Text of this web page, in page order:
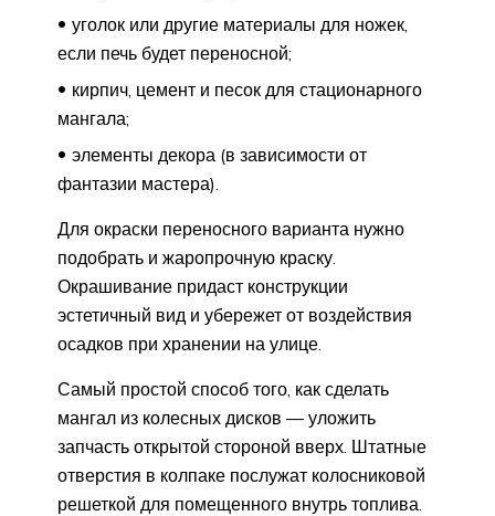
уголок или другие материалы для ножек,
если печь будет переносной;
кирпич, цемент и песок для стационарного
мангала;
элементы декора (в зависимости от
фантазии мастера).
Для окраски переносного варианта нужно
подобрать и жаропрочную краску.
Окрашивание придаст конструкции
эстетичный вид и убережет от воздействия
осадков при хранении на улице.
Самый простой способ того, как сделать
мангал из колесных дисков — уложить
запчасть открытой стороной вверх. Штатные
отверстия в колпаке послужат колосниковой
решеткой для помещенного внутрь топлива.